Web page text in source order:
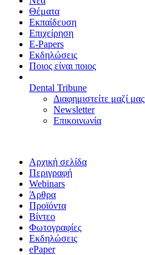
Θέματα
Εκπαίδευση
Επιχείρηση
E-Papers
Εκδηλώσεις
Ποιος είναι ποιος
Dental Tribune
Διαφημιστείτε μαζί μας
Newsletter
Επικοινωνία
Αρχική σελίδα
Περιγραφή
Webinars
Άρθρα
Προϊόντα
Βίντεο
Φωτογραφίες
Εκδηλώσεις
ePaper